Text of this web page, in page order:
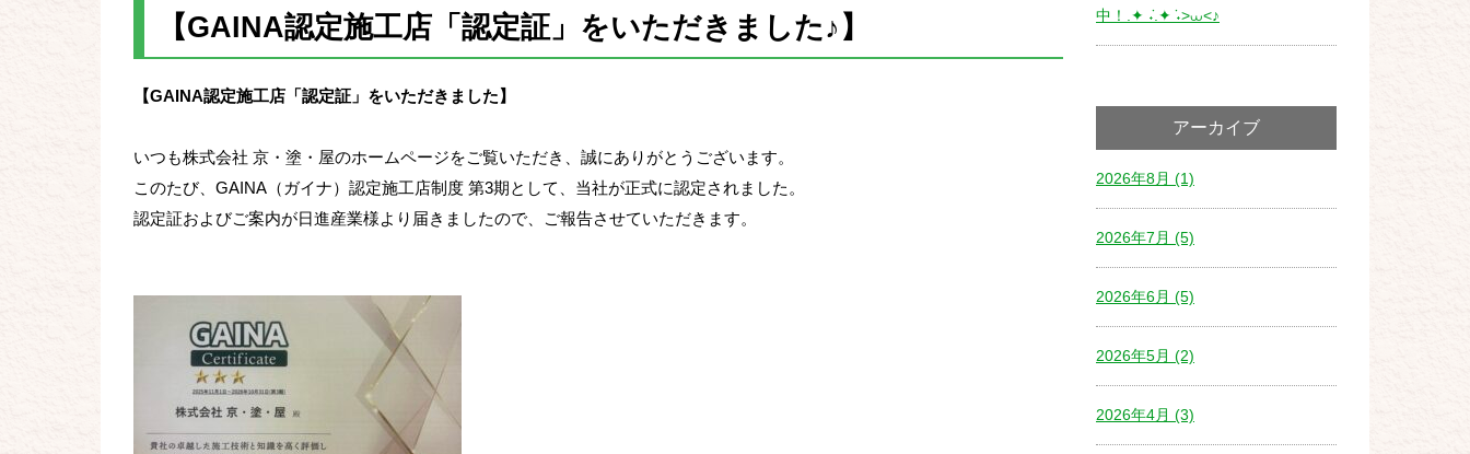
【GAINA認定施工店「認定証」をいただきました♪】
【GAINA認定施工店「認定証」をいただきました】
いつも株式会社 京・塗・屋のホームページをご覧いただき、誠にありがとうございます。
このたび、GAINA（ガイナ）認定施工店制度 第3期として、当社が正式に認定されました。
認定証およびご案内が日進産業様より届きましたので、ご報告させていただきます。
中！.✦ ݁˖.✦ ݁˖>⩊<♪
アーカイブ
2026年8月 (1)
2026年7月 (5)
2026年6月 (5)
2026年5月 (2)
2026年4月 (3)